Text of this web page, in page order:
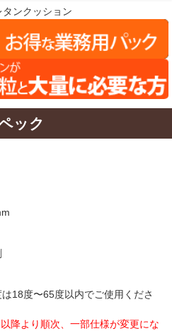
ンクッション
ック
18度〜65度以内でご使用くださ
降より順次、一部仕様が変更にな